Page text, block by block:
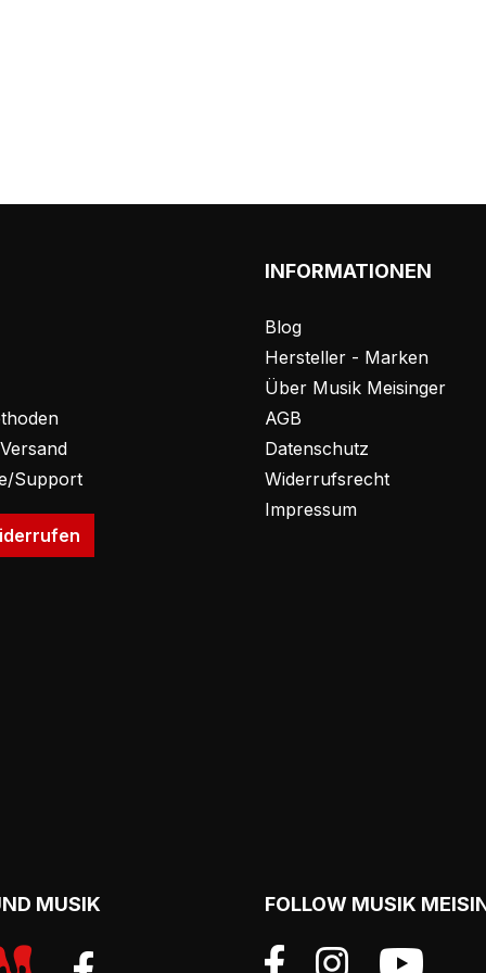
Support
INFORMATIONEN
Blog
Hersteller - Marken
Über Musik Meisinger
AGB
Datenschutz
Widerrufsrecht
Impressum
MUSIK FOLLOW MUSIK